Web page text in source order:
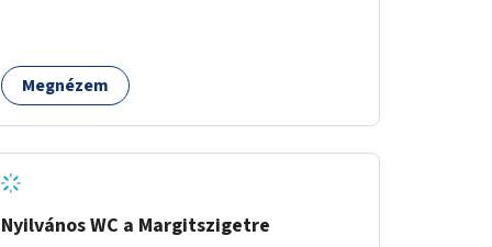
Megnézem
Nyilvános WC a Margitszigetre